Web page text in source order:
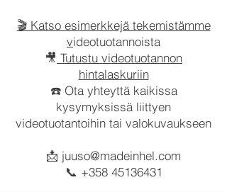
🎬 Katso esimerkkejä tekemistämme
videotuotannoista
🎥 Tutustu videotuotannon
hintalaskuriin
☎️ Ota yhteyttä kaikissa
kysymyksissä liittyen
videotuotantoihin tai valokuvaukseen
📩 juuso@madeinhel.com
📞 +358 45136431